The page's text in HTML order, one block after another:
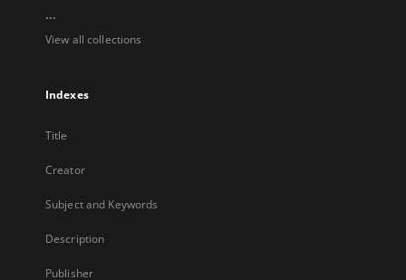
...
View all collections
Indexes
Title
Creator
Subject and Keywords
Description
Publisher